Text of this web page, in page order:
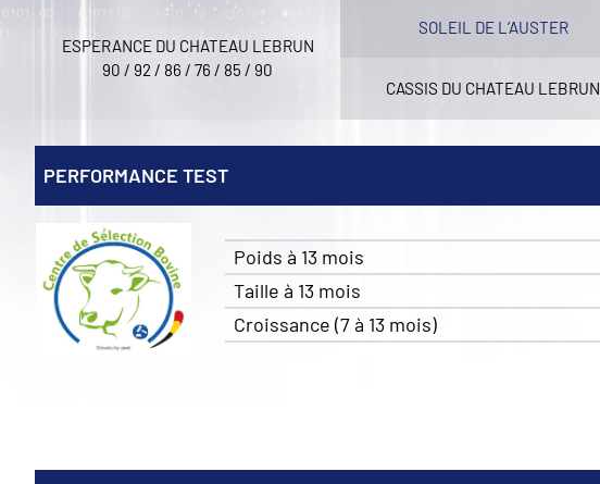
ESPERANCE DU CHATEAU LEBRUN
90 / 92 / 86 / 76 / 85 / 90
SOLEIL DE L’AUSTER
CASSIS DU CHATEAU LEBRUN
PERFORMANCE TEST
Poids à 13 mois
Taille à 13 mois
Croissance (7 à 13 mois)